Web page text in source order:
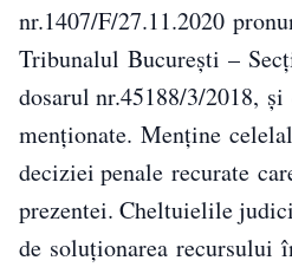
nr.1407/F/27.11.2020
Tribunalul Bucureşti –
dosarul nr.45188/3/2018,
menționate. Menţine
deciziei penale recurate
prezentei. Cheltuielile
de soluţionarea recursului